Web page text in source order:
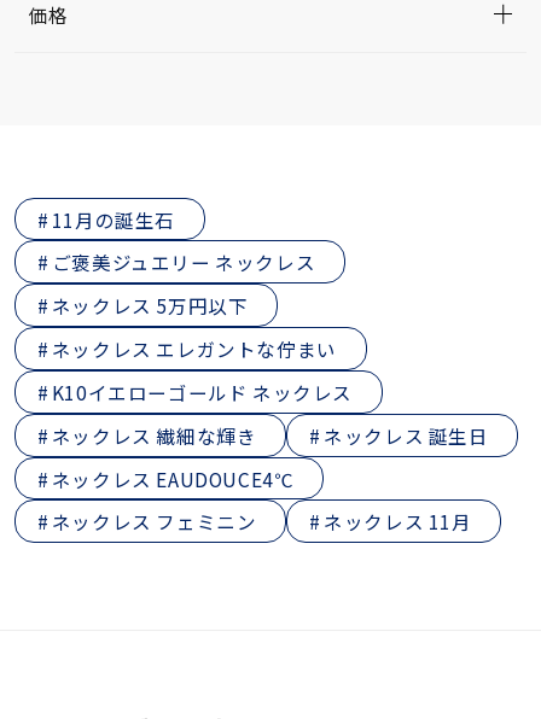
価格
11月の誕生石
ご褒美ジュエリー ネックレス
ネックレス 5万円以下
ネックレス エレガントな佇まい
K10イエローゴールド ネックレス
ネックレス 繊細な輝き
ネックレス 誕生日
ネックレス EAUDOUCE4℃
ネックレス フェミニン
ネックレス 11月